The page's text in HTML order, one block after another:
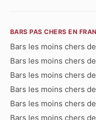
BARS PAS CHERS EN
Bars les moins chers
Bars les moins chers
Bars les moins chers
Bars les moins chers
Bars les moins chers
Bars les moins chers